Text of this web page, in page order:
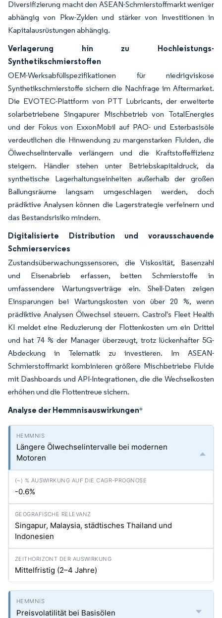
Diversifizierung macht den ASEAN-Schmierstoffmarkt weniger
abhängig von Pkw-Zyklen und stärker von Investitionen in
Kapitalausrüstungen abhängig.
Verlagerung hin zu Hochleistungs-
Synthetikschmierstoffen
OEM-Werksabfüllspezifikationen für niedrigviskose
Synthetikschmierstoffe sichern die Nachfrage im Aftermarket.
Die EVOTEC-Plattform von PTT Lubricants, der erweiterte
solarbetriebene Singapurer Mischbetrieb von TotalEnergies
und der Fokus von ExxonMobil auf PAO- und Esterbasisöle
verdeutlichen die Hinwendung zu margenstarken Fluiden, die
Ölwechselintervalle verlängern und die Kraftstoffeffizienz
steigern. Händler stehen unter Betriebskapitaldruck, da
synthetische Lagerhaltungseinheiten außerhalb der großen
Ballungsräume langsam umgeschlagen werden, doch
prädiktive Analysen können die Lagerstrategie verfeinern und
das Bestandsrisiko mindern.
Digitalisierte Distribution und vorausschauende
Schmierservices
Zustandsüberwachungssensoren, die Viskosität, Basenzahl
und Eisenabrieb erfassen, betten Schmierstoffe in
umfassendere Wartungsverträge ein. Shell-Daten zeigen
Einsparungen bei Wartungskosten von über 20 %, wenn
prädiktive Analysen Ölwechsel steuern. Castrol's Fleet Health
KI meldet eine Reduzierung der Flottenkosten um ein Drittel
und hat 74 % der Manager überzeugt, trotz lückenhafter 5G-
Abdeckung in Telematik zu investieren. Im ASEAN-
Schmierstoffmarkt kombinieren größere Mischbetriebe Fluide
mit Dashboards und API-Integrationen, die die Wechselkosten
erhöhen und die Flottentreue sichern.
Analyse der Hemmnisauswirkungen*
Längere Ölwechselintervalle bei modernen
Motoren
-0.6%
Singapur, Malaysia, städtisches Thailand und
Indonesien
Mittelfristig (2–4 Jahre)
Preisvolatilität bei Basisölen